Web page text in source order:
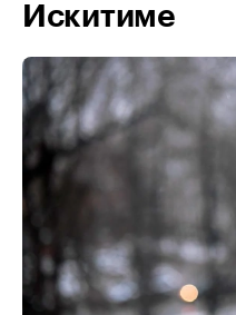
Искитиме